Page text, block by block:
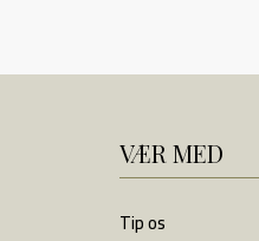
VÆR MED
Tip os